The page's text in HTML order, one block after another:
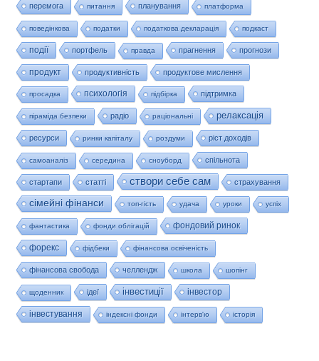
перемога питання планування платформа
поведінкова податки податкова декларація подкаст
події портфель правда прагнення прогнози
продукт продуктивність продуктове мислення
просадка психологія підбірка підтримка
піраміда безпеки радіо раціональні релаксація
ресурси ринки капіталу роздуми ріст доходів
самоаналіз середина сноуборд спільнота
стартапи статті створи себе сам страхування
сімейні фінанси топ-гість удача уроки успіх
фантастика фонди облігацій фондовий ринок
форекс фідбеки фінансова освіченість
фінансова свобода челлендж школа шопінг
щоденник ідеї інвестиції інвестор
інвестування індексні фонди інтерв'ю історія